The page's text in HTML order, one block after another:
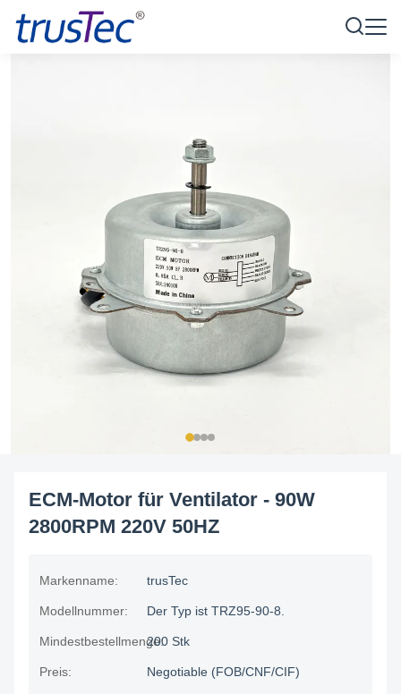
ECM-Motor für Ventilator - 90W
2800RPM 220V 50HZ
Markenname: trusTec
Modellnummer: Der Typ ist TRZ95-90-8.
Mindestbestellmenge:200 Stk
Preis: Negotiable (FOB/CNF/CIF)